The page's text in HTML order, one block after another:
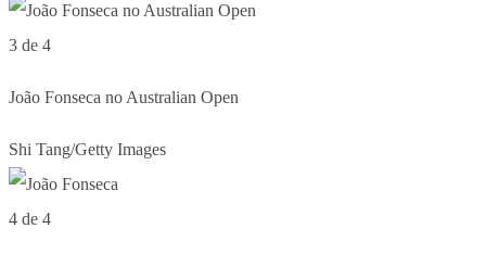
3 de 4
João Fonseca no Australian Open
Shi Tang/Getty Images
4 de 4